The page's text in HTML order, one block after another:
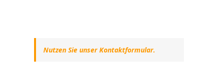
Nutzen Sie unser Kontaktformular.